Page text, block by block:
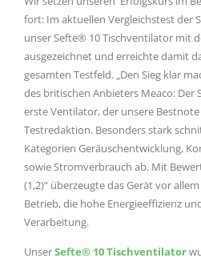
fort: Im aktuellen Vergleichstest der
unser Sefte® 10 Tischventilator mit
ausgezeichnet und erreichte damit
gesamten Testfeld. „Den Sieg klar
des britischen Anbieters Meaco: Der
erste Ventilator, der unsere
Testredaktion. Besonders stark
Kategorien Geräuschentwicklung,
sowie Stromverbrauch ab. Mit
(1,2)“ überzeugte das Gerät vor
Betrieb, die hohe Energieeffizienz
Verarbeitung.
UnserSefte® 10 Tischventilator